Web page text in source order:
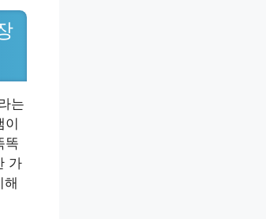
는
이
똑
가
해